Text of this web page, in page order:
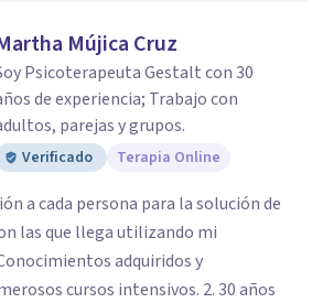
Mújica Cruz
Psicoterapeuta Gestalt con 30
de experiencia; Trabajo con
parejas y grupos.
Verificado Terapia Online
a cada persona para la solución de
las que llega utilizando mi
cursos intensivos. 2. 30 años